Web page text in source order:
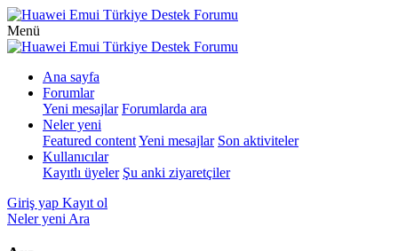
Menü
Ana sayfa
Forumlar
Yeni mesajlar Forumlarda ara
Neler yeni
Featured contentYeni mesajlar Son aktiviteler
Kullanıcılar
Kayıtlı üyeler Şu anki ziyaretçiler
Giriş yap Kayıt ol
Neler yeni Ara